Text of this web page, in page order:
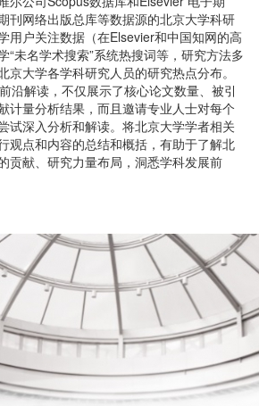
刊网络出版总库等数据源的北京大学科研
用户关注数据（在Elsevier和中国知网的高
“未名学术搜索”系统热搜词等，研究方法多
京大学各学科研究人员的研究热点分布。
沿解读，不仅展示了核心论文数量、被引
计量分析结果，而且邀请专业人士对每个
试深入分析和解读。将北京大学学者相关
观点和内容的总结和概括，有助于了解北
贡献、研究力量布局，洞悉学科发展前